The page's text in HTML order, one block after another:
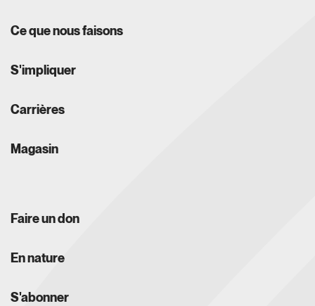
Ce que nous faisons
S'impliquer
Carrières
Magasin
Faire un don
En nature
S'abonner